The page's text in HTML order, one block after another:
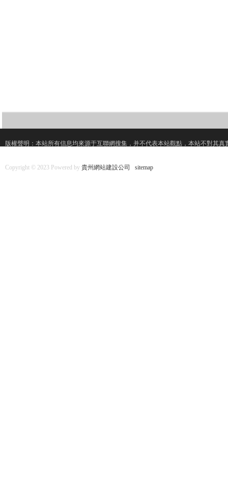
版權聲明：本站所有信息均來源于互聯網搜集，并不代表本站觀點，本站不對其
Copyright © 2023 Powered by 貴州網站建設公司 sitemap